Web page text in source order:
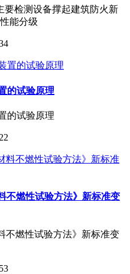
要检测设备撑起建筑防火新
能分级
的试验原理
的试验原理
22
不燃性试验方法》新标准变
不燃性试验方法》新标准变
53